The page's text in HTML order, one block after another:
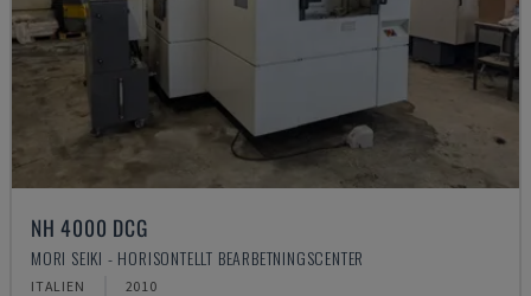
NH 4000 DCG
MORI SEIKI - HORISONTELLT BEARBETNINGSCENTER
ITALIEN 2010